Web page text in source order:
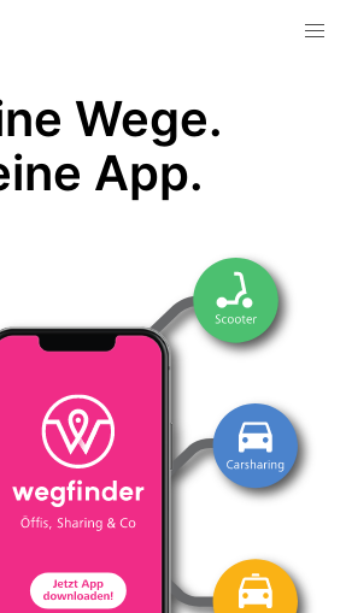
Wege.
App.